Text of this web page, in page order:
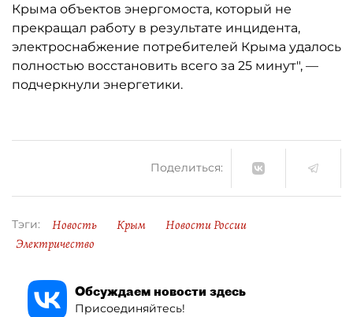
Крыма объектов энергомоста, который не
прекращал работу в результате инцидента,
электроснабжение потребителей Крыма удалось
полностью восстановить всего за 25 минут", —
подчеркнули энергетики.
Поделиться:
Тэги: Новость Крым
Новости России
Электричество
Обсуждаем новости здесь
Присоединяйтесь!